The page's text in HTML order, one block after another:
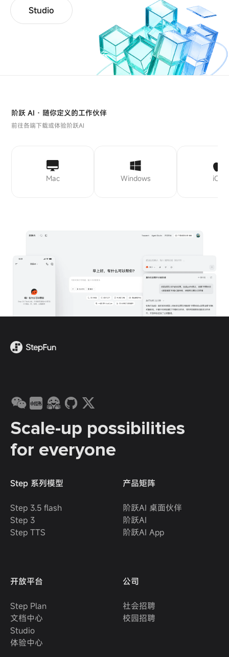
Studio
阶跃 AI · 随你定义的工作伙伴
前往各端下载或体验阶跃AI
Mac Windows iOS
Step 系列模型
Step 3.5 flash
Step 3
Step TTS
产品矩阵
阶跃AI 桌面伙伴
阶跃AI
阶跃AI App
开放平台
Step Plan
文档中心
Studio
体验中心
公司
社会招聘
校园招聘
Scale-up possibilities
for everyone